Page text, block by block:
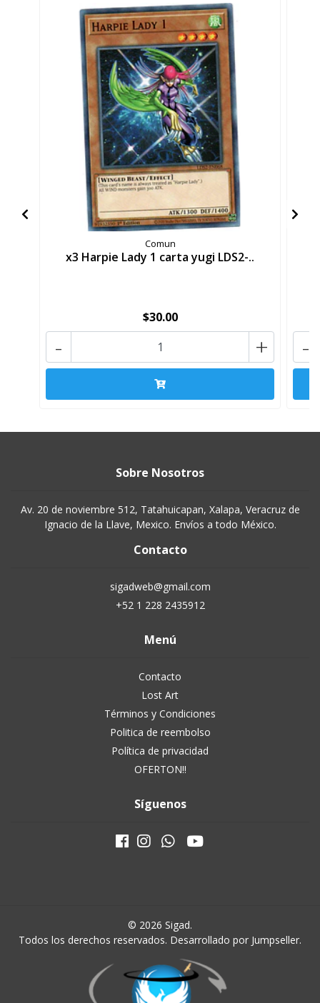
Comun
x3 Harpie Lady 1 carta yugi LDS2-..
$30.00
+
- -
Sobre Nosotros
Av. 20 de noviembre 512, Tatahuicapan, Xalapa, Veracruz de
Ignacio de la Llave, Mexico. Envíos a todo México.
Contacto
sigadweb@gmail.com
+52 1 228 2435912
Menú
Contacto
Lost Art
Términos y Condiciones
Politica de reembolso
Política de privacidad
OFERTON!!
Síguenos
© 2026 Sigad.
Todos los derechos reservados. Desarrollado por Jumpseller.